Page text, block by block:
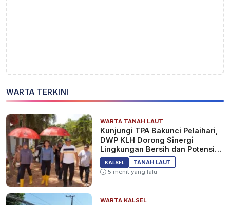
WARTA TERKINI
WARTA TANAH LAUT
Kunjungi TPA Bakunci Pelaihari,
DWP KLH Dorong Sinergi
Lingkungan Bersih dan Potensi
Wisata Tanah Laut
KALSEL
TANAH LAUT
5 menit yang lalu
WARTA KALSEL